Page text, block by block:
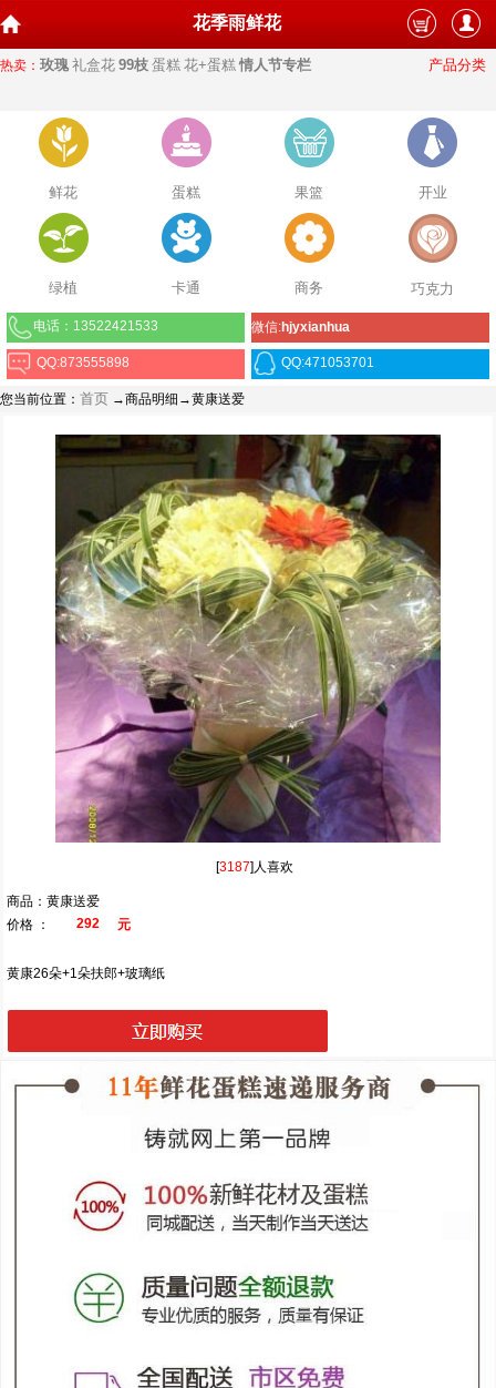
花季雨鲜花
热卖： 玫瑰 礼盒花 99枝 蛋糕 花+蛋糕 情人节专栏 产品分类
鲜花 蛋糕 果篮 开业
绿植 卡通 商务 巧克力
电话：13522421533 微信:hjyxianhua
QQ:873555898 QQ:471053701
您当前位置： 首页 →商品明细→黄康送爱
[3187]人喜欢
商品：黄康送爱
价格 ：
292 元
黄康26朵+1朵扶郎+玻璃纸